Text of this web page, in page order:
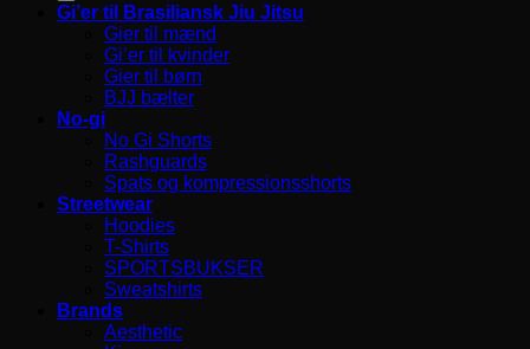
Gi’er til Brasiliansk Jiu Jitsu
Gier til mænd
Gi’er til kvinder
Gier til børn
BJJ bælter
No-gi
No Gi Shorts
Rashguards
Spats og kompressionsshorts
Streetwear
Hoodies
T-Shirts
SPORTSBUKSER
Sweatshirts
Brands
Aesthetic